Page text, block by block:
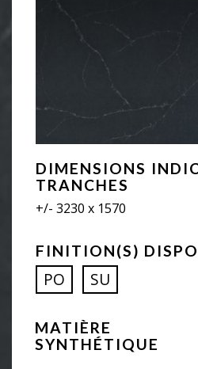
MATIÈRE
SYNTHÉTIQUE
DIMENSIONS
TRANCHES
+/- 3230 x 1570
FINITION(S)
PO SU